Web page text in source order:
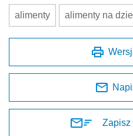
alimenty alimenty na
Zapisz